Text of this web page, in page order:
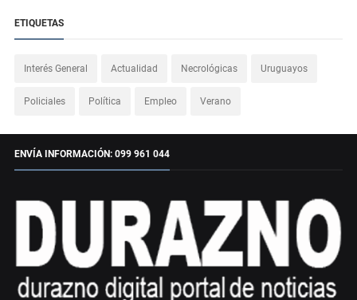
ETIQUETAS
Interés General Actualidad Necrológicas Uruguayos
Policiales Política Empleo Verano
ENVÍA INFORMACIÓN: 099 961 044